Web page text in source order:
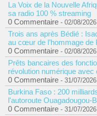
La Voix de la Nouvelle
sa radio 100 % streaming
0 Commentaire - 02/08/2026
Trois ans après Bédié :
au cœur de l’hommage de
0 Commentaire - 02/08/2026
Prêts bancaires des
révolution numérique avec
0 Commentaire - 31/07/2026
Burkina Faso : 200
l'autoroute Ouagadougou-
0 Commentaire - 31/07/2026